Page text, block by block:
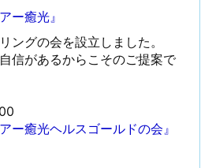
ー癒光』
ングの会を設立しました。
信があるからこそのご提案で
ー癒光ヘルスゴールドの会』